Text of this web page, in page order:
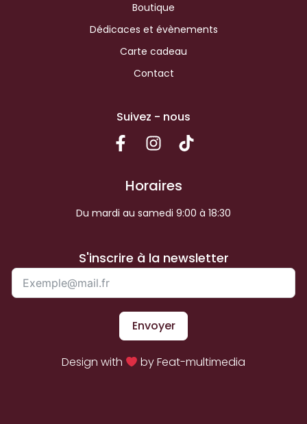
Boutique
Dédicaces et évènements
Carte cadeau
Contact
Suivez - nous
Horaires
Du mardi au samedi 9:00 à 18:30
S'inscrire à la newsletter
Envoyer
Design with by Feat-multimedia